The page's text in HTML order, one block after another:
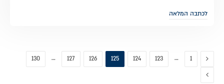
לכתבה המלאה
קודם 1
…
123
124
125
126
127
…
130
הבא